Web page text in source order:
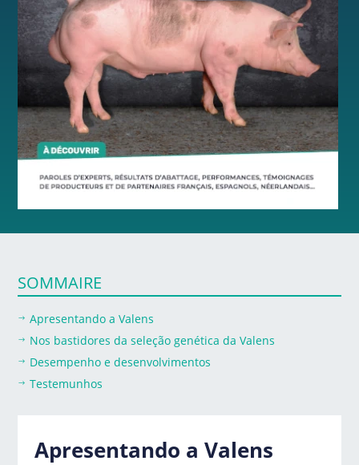
SOMMAIRE
$ Apresentando a Valens
$ Nos bastidores da seleção genética da Valens
$ Desempenho e desenvolvimentos
$ Testemunhos
Apresentando a Valens